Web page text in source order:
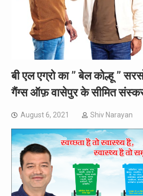
बी एल एग्रो का ” बेल कोल्हू ”
गैंग्स ऑफ़ वासेपुर के सीमित
August 6, 2021 Shiv Narayan